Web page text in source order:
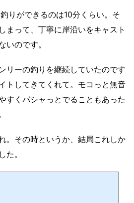
りができるのは10分くらい。そ
まって、丁寧に岸沿いをキャスト
いのです。
リーの釣りを継続していたのです
トしてきてくれて。モコっと無音
すくバシャっとでることもあった
。その時というか、結局これしか
た。